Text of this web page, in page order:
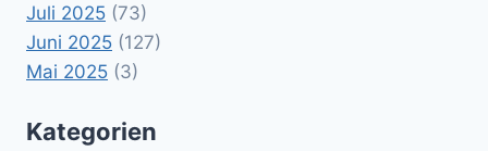
Juli 2025 (73)
Juni 2025 (127)
Mai 2025 (3)
Kategorien